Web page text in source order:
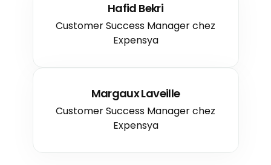
Hafid Bekri
Customer Success Manager chez
Expensya
Margaux Laveille
Customer Success Manager chez
Expensya